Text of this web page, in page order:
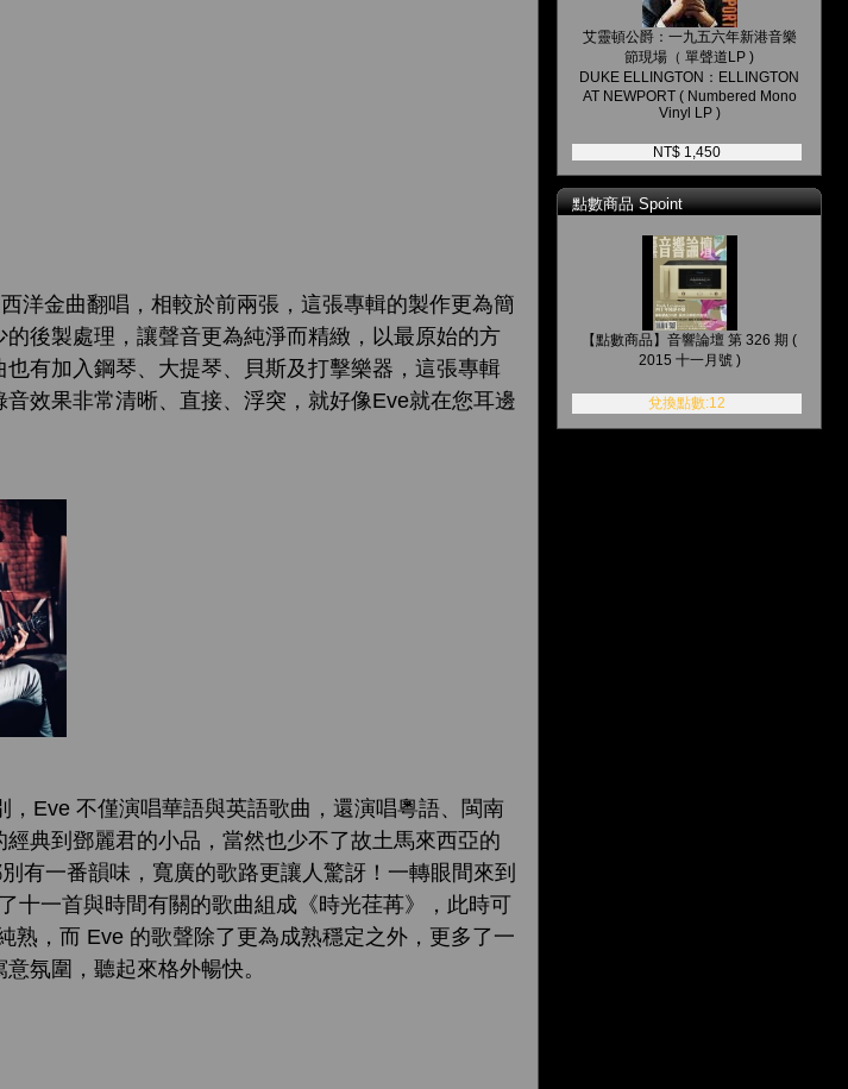
洋金曲翻唱，相較於前兩張，這張專輯的製作更為簡
後製處理，讓聲音更為純淨而精緻，以最原始的方
有加入鋼琴、大提琴、貝斯及打擊樂器，這張專輯
效果非常清晰、直接、浮突，就好像Eve就在您耳邊
Eve 不僅演唱華語與英語歌曲，還演唱粵語、閩南
典到鄧麗君的小品，當然也少不了故土馬來西亞的
有一番韻味，寬廣的歌路更讓人驚訝！一轉眼間來到
十一首與時間有關的歌曲組成《時光荏苒》，此時可
熟，而 Eve 的歌聲除了更為成熟穩定之外，更多了一
氛圍，聽起來格外暢快。
艾靈頓公爵：一九五六年新港音樂
節現場（ 單聲道LP )
DUKE ELLINGTON：ELLINGTON
AT NEWPORT ( Numbered Mono
Vinyl LP )
NT$ 1,450
點數商品 Spoint
【點數商品】音響論壇 第 326 期 (
2015 十一月號 )
兌換點數:12